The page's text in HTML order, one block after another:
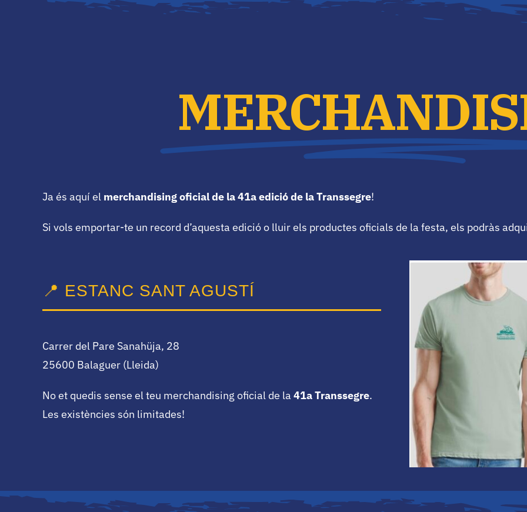
Ja és aquí el merchandising oficial de la 41a edició de la Transsegre!
Si vols emportar-te un record d’aquesta edició o lluir els productes oficials de la festa, els podràs
📍 ESTANC SANT AGUSTÍ
Carrer del Pare Sanahüja, 28
25600 Balaguer (Lleida)
No et quedis sense el teu merchandising oficial de la 41a Transsegre.
Les existències són limitades!